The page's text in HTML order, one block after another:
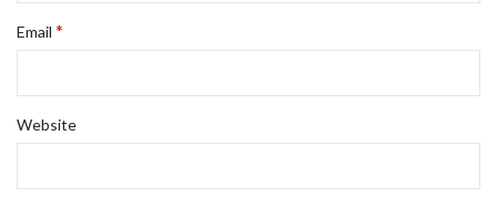
Email *
Website